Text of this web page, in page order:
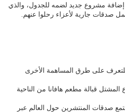
إضافة مشروع جديد لضمه للجدول، والذي
صدقات جارية لأعزاء رحلوا عنهم.
على طرق المساهمة الأخرى
قبالة مطعم هافانا من الناحية
صدقات المنتشرين حول العالم عبر